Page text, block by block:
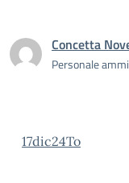
Concetta
Personale
17dic24To